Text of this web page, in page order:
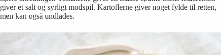
giver et salt og syrligt modspil. Kartoflerne giver noget fylde til retten,
men kan også undlades.